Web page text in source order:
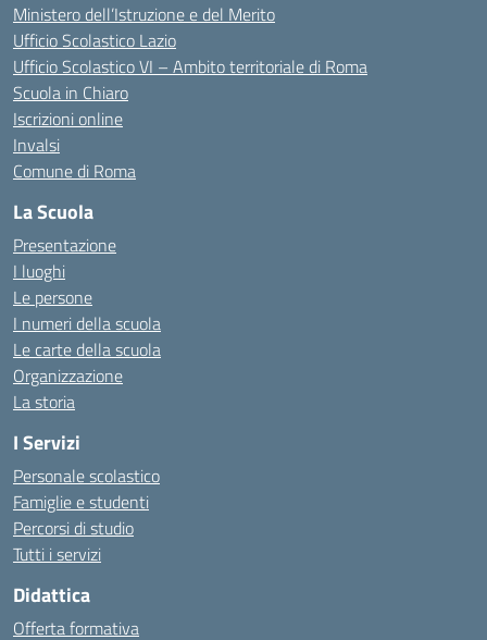
Ministero dell’Istruzione e del Merito
Ufficio Scolastico Lazio
Ufficio Scolastico VI – Ambito territoriale di Roma
Scuola in Chiaro
Iscrizioni online
Invalsi
Comune di Roma
La Scuola
Presentazione
I luoghi
Le persone
I numeri della scuola
Le carte della scuola
Organizzazione
La storia
I Servizi
Personale scolastico
Famiglie e studenti
Percorsi di studio
Tutti i servizi
Didattica
Offerta formativa